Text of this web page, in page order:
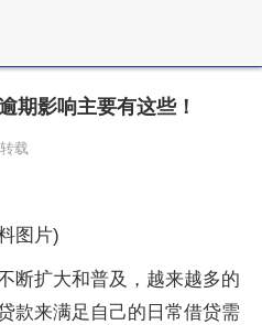
期影响主要有这些！
载
图片)
断扩大和普及，越来越多的
款来满足自己的日常借贷需